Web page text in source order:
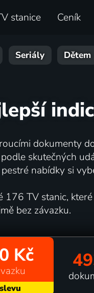
stanice Ceník
Seriály Dětem
dokumenty
skutečných
nabídky si
176 TV stanic,
bez závazku.
Kč